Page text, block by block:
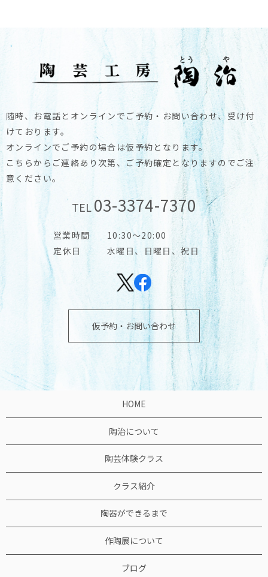
随時、お電話とオンラインでご予約・お問い合わせ、受け付
けております。
オンラインでご予約の場合は仮予約となります。
こちらからご連絡あり次第、ご予約確定となりますのでご注
意ください。
TEL03-3374-7370
営業時間
10:30～20:00
定休日
水曜日、日曜日、祝日
仮予約・お問い合わせ
HOME
陶治について
陶芸体験クラス
クラス紹介
陶器ができるまで
作陶展について
ブログ